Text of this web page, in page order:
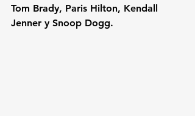
Tom Brady, Paris Hilton, Kendall
Jenner y Snoop Dogg.